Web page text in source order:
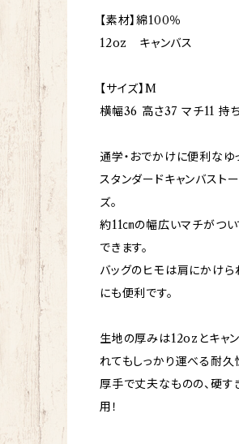
【素材】綿100％
12oz キャンバス
【サイズ】M
横幅36 高さ37 マチ11 持
通学・おでかけに便利なゆ
スタンダードキャンバスト
ズ。
約11㎝の幅広いマチがつ
できます。
バッグのヒモは肩にかけら
にも便利です。
生地の厚みは12ozとキャ
れてもしっかり運べる耐久
厚手で丈夫なものの、硬
用！